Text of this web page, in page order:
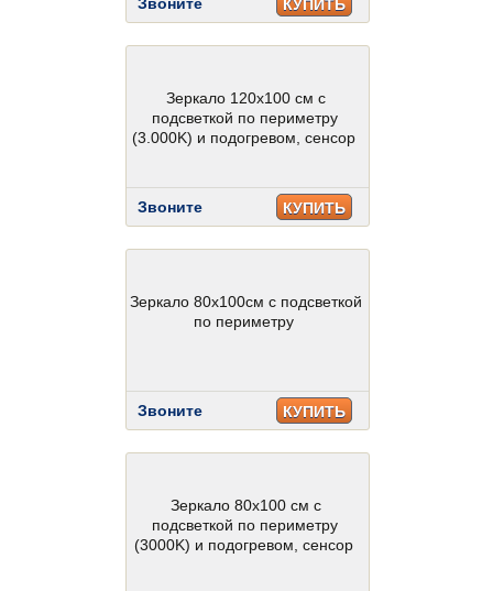
КУПИТЬ
Зеркало 120х100 см с
подсветкой по периметру
(3.000K) и подогревом, сенсор
Звоните КУПИТЬ
Зеркало 80х100см с подсветкой
по периметру
Звоните КУПИТЬ
Зеркало 80х100 см с
подсветкой по периметру
(3000K) и подогревом, сенсор